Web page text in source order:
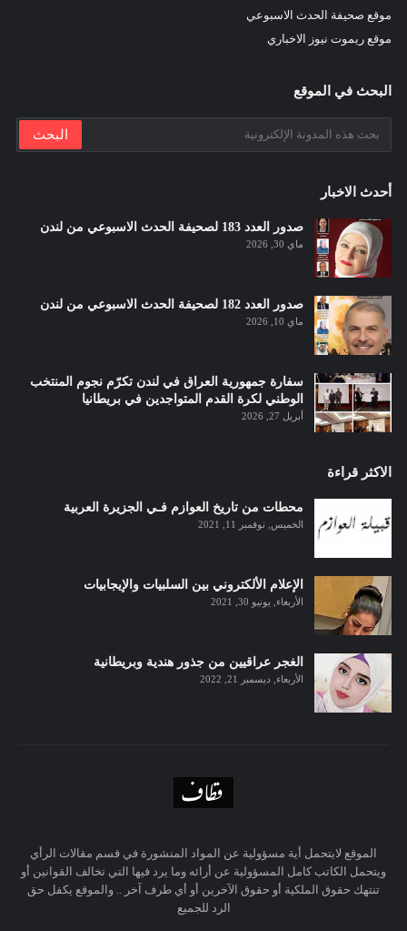
موقع صحيفة الحدث الاسبوعي
موقع ريموت نيوز الاخباري
البحث في الموقع
أحدث الاخبار
صدور العدد 183 لصحيفة الحدث الاسبوعي من لندن
ماي 30, 2026
صدور العدد 182 لصحيفة الحدث الاسبوعي من لندن
ماي 10, 2026
سفارة جمهورية العراق في لندن تكرّم نجوم المنتخب
الوطني لكرة القدم المتواجدين في بريطانيا
أبريل 27, 2026
الاكثر قراءة
محطات من تاريخ العوازم فـي الجزيرة العربية
الخميس, نوفمبر 11, 2021
الإعلام الألكتروني بين السلبيات والإيجابيات
الأربعاء, يونيو 30, 2021
الغجر عراقيين من جذور هندية وبريطانية
الأربعاء, ديسمبر 21, 2022
الموقع لايتحمل أية مسؤولية عن المواد المنشورة في قسم مقالات الرأي
ويتحمل الكاتب كامل المسؤولية عن أرائه وما يرد فيها التي تخالف القوانين أو
تنتهك حقوق الملكية أو حقوق الآخرين أو أي طرف آخر .. والموقع يكفل حق
الرد للجميع